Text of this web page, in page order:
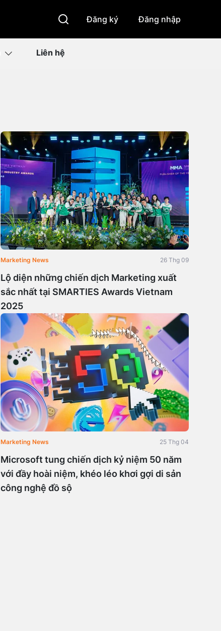
Đăng ký Đăng nhập
Liên hệ
Lộ diện những chiến dịch Marketing xuất
sắc nhất tại SMARTIES Awards Vietnam
2025
Marketing News 26 Thg 09
Microsoft tung chiến dịch kỷ niệm 50 năm
với đầy hoài niệm, khéo léo khơi gợi di sản
công nghệ đồ sộ
Marketing News 25 Thg 04